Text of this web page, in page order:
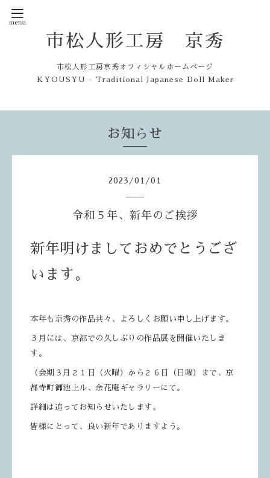
市松人形工房 京秀
市松人形工房京秀オフィシャルホームページ
KYOUSYU - Traditional Japanese Doll Maker
お知らせ
2023 /01 /01
令和５年、新年のご挨拶
新年明けましておめでとうござ
います。
本年も京秀の作品共々、よろしくお願い申し上げます。
３月には、京都での久しぶりの作品展を開催いたしま
す。
（会期３月２１日（火曜）から２６日（日曜）まで、京
都寺町御池上ル、余花庵ギャラリーにて。
詳細は追ってお知らせいたします。
皆様にとって、良い新年でありますよう。